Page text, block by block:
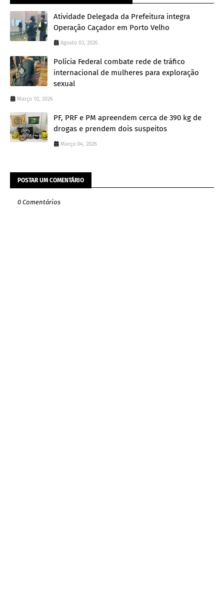
Atividade Delegada da Prefeitura integra
Operação Caçador em Porto Velho
Agosto 03, 2026
Polícia Federal combate rede de tráfico
internacional de mulheres para exploração
sexual
Março 10, 2026
PF, PRF e PM apreendem cerca de 390 kg de
drogas e prendem dois suspeitos
Março 04, 2026
POSTAR UM COMENTÁRIO
0 Comentários